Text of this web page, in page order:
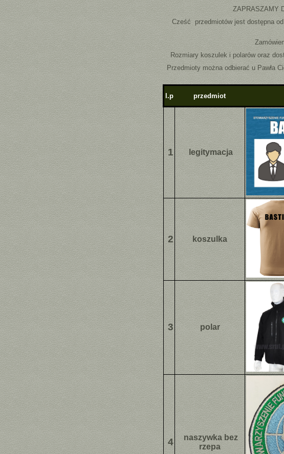
ZAPRASZAMY
Cześć przedmiotów jest dostępna
Rozmiary koszulek i polarów oraz
Przedmioty można odbierać u Pawła
l.p przedmiot
1 legitymacja
2 koszulka
3 polar
4
naszywka bez
rzepa